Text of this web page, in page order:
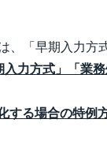
、「早期入力方
入力方式」「業
する場合の特例